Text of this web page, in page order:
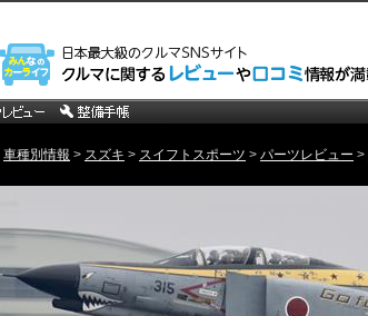
車種別情報 > スズキ > スイフトスポーツ > パーツレビュー >